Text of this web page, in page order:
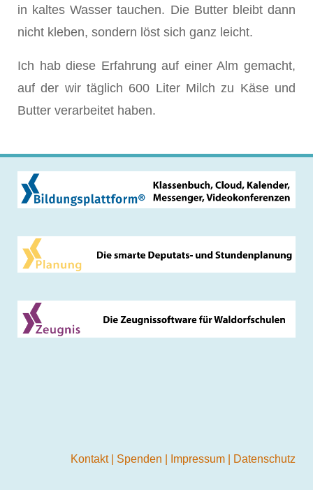
in kaltes Wasser tauchen. Die Butter bleibt dann
nicht kleben, sondern löst sich ganz leicht.
Ich hab diese Erfahrung auf einer Alm gemacht,
auf der wir täglich 600 Liter Milch zu Käse und
Butter verarbeitet haben.
Kontakt Spenden Impressum Datenschutz